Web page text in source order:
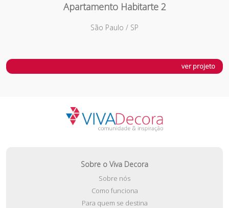
Apartamento Habitarte 2
São Paulo / SP
ver projeto
Sobre o Viva Decora
Sobre nós
Como funciona
Para quem se destina